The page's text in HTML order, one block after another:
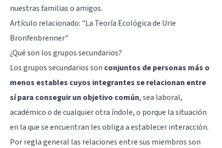
nuestras familias o amigos.
Artículo relacionado: "La Teoría Ecológica de Urie
Bronfenbrenner"
¿Qué son los grupos secundarios?
Los grupos secundarios son conjuntos de personas más o
menos estables cuyos integrantes se relacionan entre
sí para conseguir un objetivo común, sea laboral,
académico o de cualquier otra índole, o porque la situación
en la que se encuentran les obliga a establecer interacción.
Por regla general las relaciones entre sus miembros son